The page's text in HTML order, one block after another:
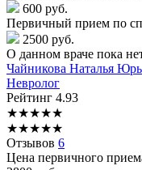
600 руб.
Первичный прием по
2500 руб.
О данном враче пока
Чайникова Наталья
Невролог
Рейтинг 4.93
★★★★★
★★★★★
Отзывов 6
Цена первичного